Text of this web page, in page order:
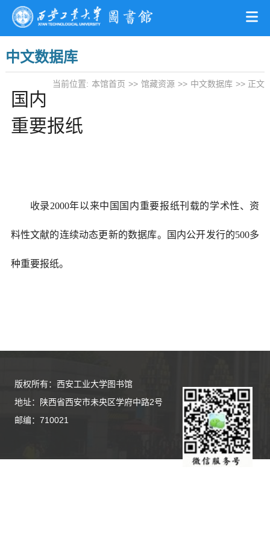
中文数据库
当前位置: 本馆首页 >> 馆藏资源 >> 中文数据库 >> 正文
国内
重要报纸
收录2000年以来中国国内重要报纸刊载的学术性、资
料性文献的连续动态更新的数据库。国内公开发行的500多
种重要报纸。
版权所有：西安工业大学图书馆
地址：陕西省西安市未央区学府中路2号
邮编：710021